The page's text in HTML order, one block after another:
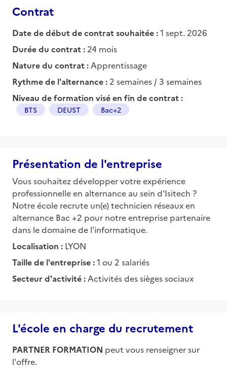
Contrat
Date de début de contrat souhaitée :1 sept. 2026
Durée du contrat : 24 mois
Nature du contrat : Apprentissage
Rythme de l'alternance : 2 semaines / 3 semaines
Niveau de formation visé en fin de contrat :
BTS DEUST Bac+2
Présentation de l'entreprise
Vous souhaitez développer votre expérience
professionnelle en alternance au sein d'Isitech ?
Notre école recrute un(e) technicien réseaux en
alternance Bac +2 pour notre entreprise partenaire
dans le domaine de l'informatique.
Localisation : LYON
Taille de l'entreprise :1 ou 2 salariés
Secteur d'activité : Activités des sièges sociaux
L'école en charge du recrutement
PARTNER FORMATION peut vous renseigner sur
l'offre.